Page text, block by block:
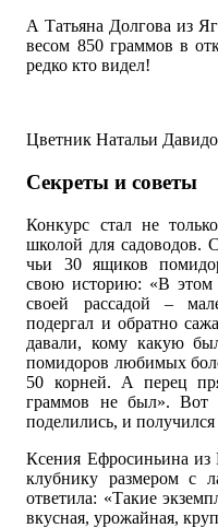
А Татьяна Долгова из
весом 850 граммов в
редко кто видел!
Цветник Натальи
Секреты и советы
Конкурс стал не
школой для садоводов.
чьи 30 ящиков
свою историю: «В этом
своей рассадой –
подергал и обратно
давали, кому какую
помидоров любимых
50 корней. А перец
граммов не был». Вот
поделились, и
Ксения Ефросиньина из
клубнику размером с
ответила: «Такие
вкусная, урожайная,